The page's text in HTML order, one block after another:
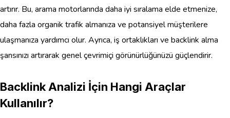
artırır. Bu, arama motorlarında daha iyi sıralama elde etmenize,
daha fazla organik trafik almanıza ve potansiyel müşterilere
ulaşmanıza yardımcı olur. Ayrıca, iş ortaklıkları ve backlink alma
şansınızı artırarak genel çevrimiçi görünürlüğünüzü güçlendirir.
Backlink Analizi İçin Hangi Araçlar
Kullanılır?